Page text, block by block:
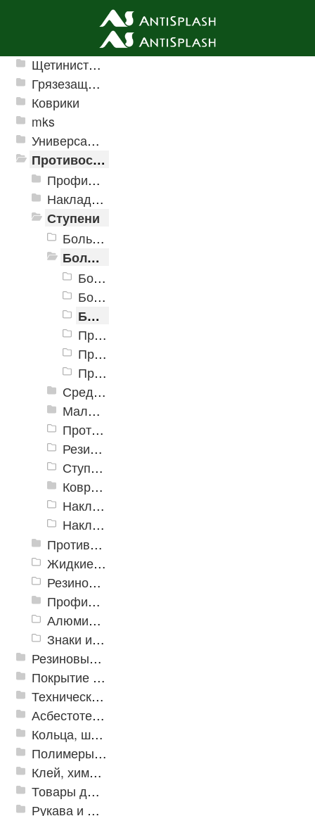
Ячеистые грязезащитные покрытия
Щетинистые покрытия
Грязезащитные, влаговпитывающие покрытия
Коврики
mks
Универсальные модульные покрытия
Противоскользящая защита для лестниц, профили, ленты
Профили алюминиевые с резиновой вставкой
Накладки противоскользящие резиновые
Ступени
Большая проступь (Классика)
Большая облегченная проступь
Большая облегченная проступь 1000x305x71
Большая облегченная проступь 1420x300x25
Большая облегченная проступь 750x305x71
Проступь "Светофор"
Проступь большая (облегченная) 1200х300х30 полоска
Проступь большая облегченная 1200х317х31 монетка
Средняя проступь
Малая облегченная проступь
Противоскользящая накладка на ступень "Ледокол"
Резиновая накладная проступь «Домино»
Ступеньки ажурные
Ковровые коврики на ступеньки
Накладка на ступень «Барьер 16» 300x900x16 мм. ±5%
Накладка на ступень «Пласт-Анти 15» 300x900x16 мм. ±5%
Противоскользящие ленты
Жидкие противоскользящие средства
Резиновый профиль с алюминиевой вставкой «NoSlip»
Профили закладные
Алюминиевый профиль для ленты
Знаки из полистирола для разметки пола
Резиновые и ПВХ дорожки
Покрытие из резиновой крошки
Техническая резина
Асбестотехнические и теплоизоляционные материалы
Кольца, шайбы, манжеты
Полимеры и пластики
Клей, химия, сопутствующие товары
Товары для дома
Рукава и шланги промышленные